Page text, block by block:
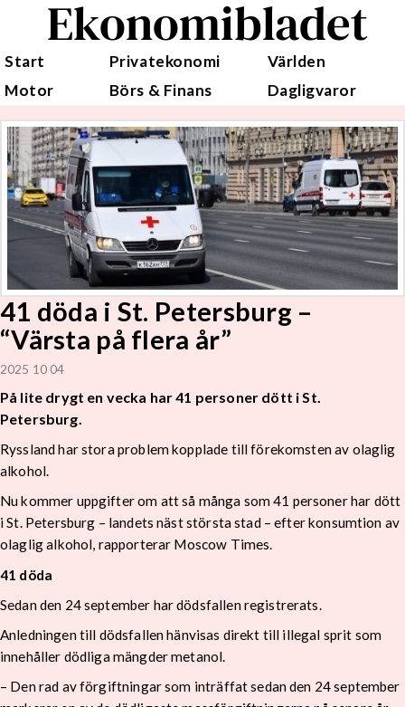
Ekonomibladet
Start Privatekonomi
Världen
Motor
Börs & Finans Dagligvaror
41 döda i St. Petersburg –
“Värsta på flera år”
2025 10 04
På lite drygt en vecka har 41 personer dött i St.
Petersburg.
Ryssland har stora problem kopplade till förekomsten av olaglig
alkohol.
Nu kommer uppgifter om att så många som 41 personer har dött
i St. Petersburg – landets näst största stad – efter konsumtion av
olaglig alkohol, rapporterar Moscow Times.
41 döda
Sedan den 24 september har dödsfallen registrerats.
Anledningen till dödsfallen hänvisas direkt till illegal sprit som
innehåller dödliga mängder metanol.
– Den rad av förgiftningar som inträffat sedan den 24 september